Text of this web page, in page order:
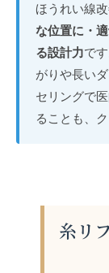
ほうれい線
な位置に・
る設計力で
がりや長い
セリングで
ることも、
糸リ